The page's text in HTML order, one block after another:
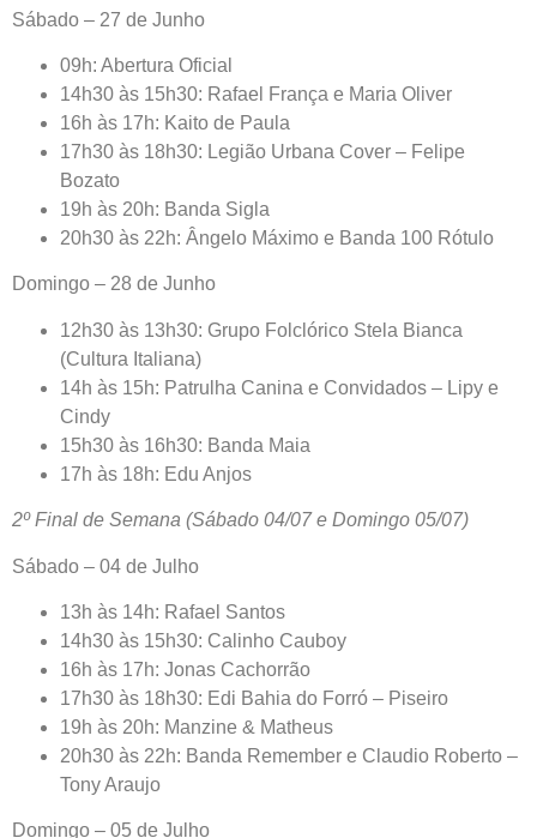
Sábado – 27 de Junho
09h: Abertura Oficial
14h30 às 15h30: Rafael França e Maria Oliver
16h às 17h: Kaito de Paula
17h30 às 18h30: Legião Urbana Cover – Felipe
Bozato
19h às 20h: Banda Sigla
20h30 às 22h: Ângelo Máximo e Banda 100 Rótulo
Domingo – 28 de Junho
12h30 às 13h30: Grupo Folclórico Stela Bianca
(Cultura Italiana)
14h às 15h: Patrulha Canina e Convidados – Lipy e
Cindy
15h30 às 16h30: Banda Maia
17h às 18h: Edu Anjos
2º Final de Semana (Sábado 04/07 e Domingo 05/07)
Sábado – 04 de Julho
13h às 14h: Rafael Santos
14h30 às 15h30: Calinho Cauboy
16h às 17h: Jonas Cachorrão
17h30 às 18h30: Edi Bahia do Forró – Piseiro
19h às 20h: Manzine & Matheus
20h30 às 22h: Banda Remember e Claudio Roberto –
Tony Araujo
Domingo – 05 de Julho